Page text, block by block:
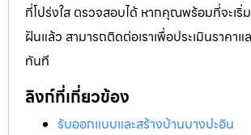
ที่โปร่งใส ตรวจสอบได้ หากคุณพร้อมที่จะเริ่
ฝันแล้ว สามารถติดต่อเราเพื่อประเมินราคา
ทันที
ลิงก์ที่เกี่ยวข้อง
รับออกแบบและสร้างบ้านบางปะอิน